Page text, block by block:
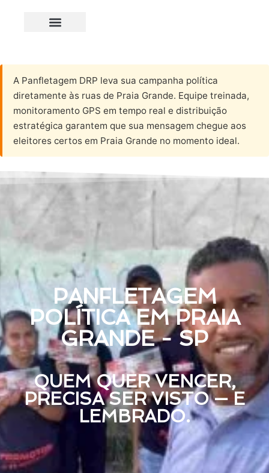
A Panfletagem DRP leva sua campanha política
diretamente às ruas de Praia Grande. Equipe treinada,
monitoramento GPS em tempo real e distribuição
estratégica garantem que sua mensagem chegue aos
eleitores certos em Praia Grande no momento ideal.
PANFLETAGEM
POLÍTICA EM PRAIA
GRANDE - SP
QUEM QUER VENCER,
PRECISA SER VISTO — E
LEMBRADO.